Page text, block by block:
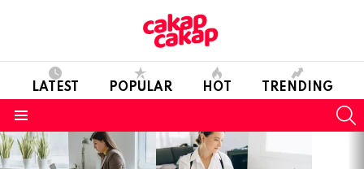
LATEST POPULAR HOT TRENDING
LATEST
STORIES